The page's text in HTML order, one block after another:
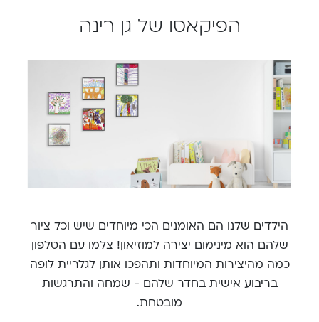
הפיקאסו של גן רינה
הילדים שלנו הם האומנים הכי מיוחדים שיש וכל ציור
שלהם הוא מינימום יצירה למוזיאון! צלמו עם הטלפון
כמה מהיצירות המיוחדות ותהפכו אותן לגלריית לופה
בריבוע אישית בחדר שלהם - שמחה והתרגשות
מובטחת.